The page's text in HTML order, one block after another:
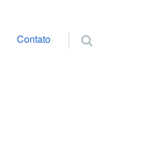
Contato